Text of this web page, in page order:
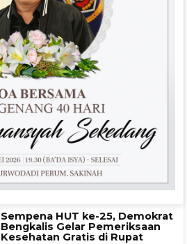
Sempena HUT ke-25, Demokrat
Bengkalis Gelar Pemeriksaan
Kesehatan Gratis di Rupat